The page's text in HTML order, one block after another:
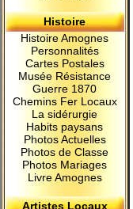
Histoire
Histoire Amognes
Personnalités
Cartes Postales
Musée Résistance
Guerre 1870
Chemins Fer Locaux
La sidérurgie
Habits paysans
Photos Actuelles
Photos de Classe
Photos Mariages
Livre Amognes
Artistes Locaux